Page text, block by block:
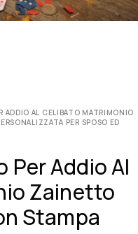
ADDIO AL CELIBATO MATRIMONIO
PER SPOSO ED
Per Addio Al
Zainetto
Stampa